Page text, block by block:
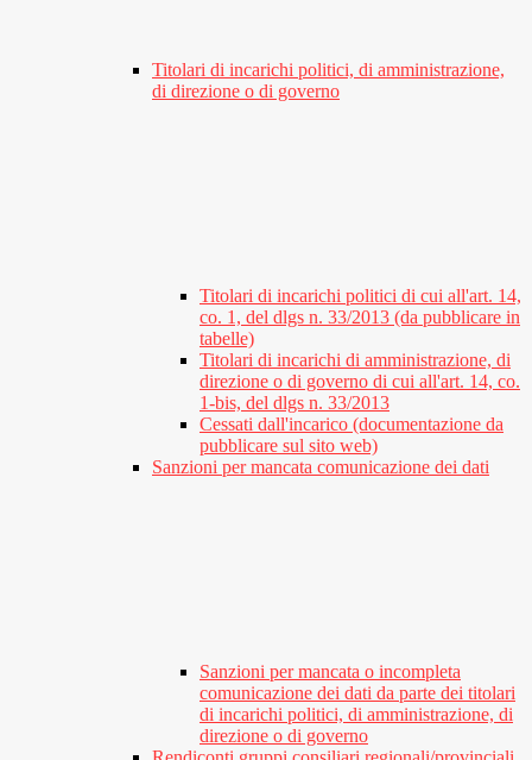
Titolari di incarichi politici, di amministrazione,
di direzione o di governo
Titolari di incarichi politici di cui all'art. 14,
co. 1, del dlgs n. 33/2013 (da pubblicare in
tabelle)
Titolari di incarichi di amministrazione, di
direzione o di governo di cui all'art. 14, co.
1-bis, del dlgs n. 33/2013
Cessati dall'incarico (documentazione da
pubblicare sul sito web)
Sanzioni per mancata comunicazione dei dati
Sanzioni per mancata o incompleta
comunicazione dei dati da parte dei titolari
di incarichi politici, di amministrazione, di
direzione o di governo